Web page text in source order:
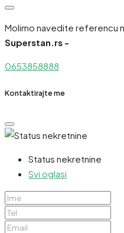
Molimo navedite referencu
Superstan.rs -
0653858888
Kontaktirajte me
Status nekretnine
Svi oglasi